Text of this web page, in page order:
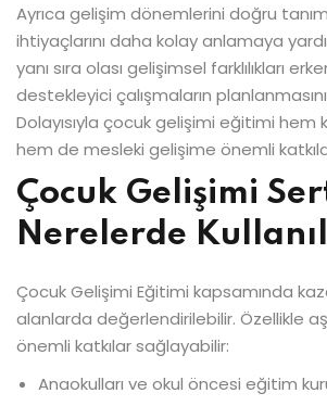
Ayrıca gelişim dönemlerini doğru
ihtiyaçlarını daha kolay anlamaya
yanı sıra olası gelişimsel farklılıkları
destekleyici çalışmaların planlanmasını
Dolayısıyla çocuk gelişimi eğitimi hem
hem de mesleki gelişime önemli
Çocuk Gelişimi
Nerelerde
Çocuk Gelişimi Eğitimi kapsamında
alanlarda değerlendirilebilir. Özellikle
önemli katkılar sağlayabilir:
Anaokulları ve okul öncesi eğitim